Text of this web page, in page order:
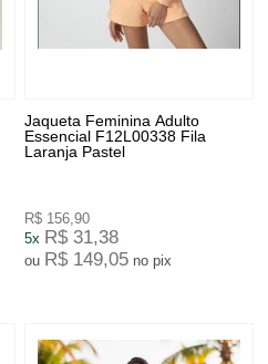
Jaqueta Feminina Adulto
Essencial F12L00338 Fila
Laranja Pastel
R$ 156,90
5x R$ 31,38
ou R$ 149,05 no pix